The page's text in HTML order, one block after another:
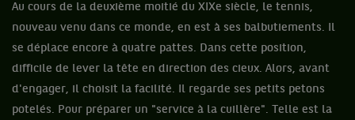
Au cours de la deuxième moitié du XIXe siècle, le tennis,
nouveau venu dans ce monde, en est à ses balbutiements. Il
se déplace encore à quatre pattes. Dans cette position,
difficile de lever la tête en direction des cieux. Alors, avant
d'engager, il choisit la facilité. Il regarde ses petits petons
potelés. Pour préparer un "service à la cuillère". Telle est la